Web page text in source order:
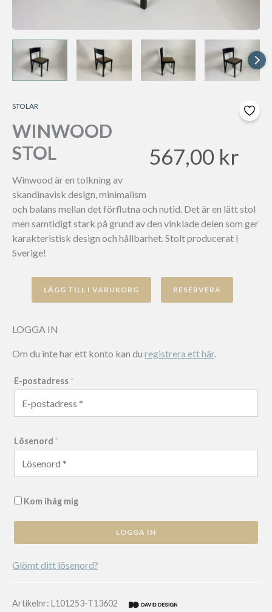
STOLAR
567,00 kr
WINWOOD
STOL
Winwood är en tolkning av
skandinavisk design, minimalism
och balans mellan det förflutna och nutid. Det är en lätt stol
men samtidigt stark på grund av den vinklade delen som ger
karakteristisk design och hållbarhet. Stolt producerat i
Sverige!
Winwood
LÄGG TILL I VARUKORG
LOGGA IN
Om du inte har ett konto kan du registrera ett här.
E-postadress *
Lösenord *
Kom ihåg mig
LOGGA IN
Glömt ditt lösenord?
Artikelnr: L101253-T13602